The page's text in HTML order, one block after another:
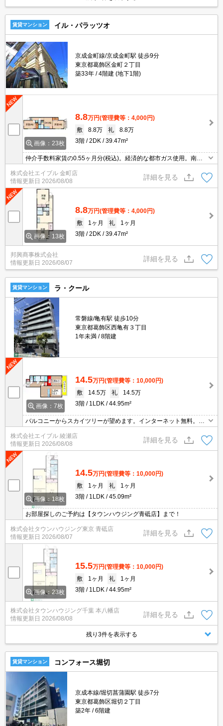
賃貸マンション イル・パラッツオ
京成金町線/京成金町駅 徒歩9分
東京都葛飾区金町２丁目
築33年
4階建 (地下1階)
画像：23枚
8.8万円(管理費等：4,000円)
敷
8.8万 礼
8.8万
3階
2DK 39.47m²
仲介手数料家賃の0.55ヶ月分(税込)。経済的な都市ガス使用。南向
きの角部屋。駅から明るい道のり。新婚さんにオススメ!。エアコン
2基付き。
株式会社エイブル 金町店
情報更新日 2026/08/08
詳細を見る
画像：13枚
8.8万円(管理費等：4,000円)
敷
1ヶ月 礼
1ヶ月
3階
2DK 39.47m²
邦興商事株式会社
情報更新日 2026/08/07
詳細を見る
賃貸マンション ラ・クール
常磐線/亀有駅 徒歩10分
東京都葛飾区西亀有３丁目
1年未満
8階建
画像：7枚
14.5万円(管理費等：10,000円)
敷
14.5万 礼
14.5万
3階
1LDK 44.95m²
バルコニーからスカイツリーが望めます。インターネット無料。追
い焚き機能付きバス。浴室換気乾燥式。温水洗浄便座付き。シャワ
ー付独立洗面台。3口システムキッチン。仲介手数料家賃の55%。
株式会社エイブル 綾瀬店
情報更新日 2026/08/08
詳細を見る
画像：18枚
14.5万円(管理費等：10,000円)
敷
1ヶ月 礼
1ヶ月
3階
1LDK 45.09m²
お部屋探しのご予約は【タウンハウジング青砥店】まで！
株式会社タウンハウジング東京 青砥店
情報更新日 2026/08/07
詳細を見る
画像：23枚
15.5万円(管理費等：10,000円)
敷
1ヶ月 礼
1ヶ月
3階
1LDK 44.95m²
株式会社タウンハウジング千葉 本八幡店
情報更新日 2026/08/08
詳細を見る
残り3件を表示する
賃貸マンション コンフォース堀切
京成本線/堀切菖蒲園駅 徒歩7分
東京都葛飾区堀切２丁目
築2年
6階建